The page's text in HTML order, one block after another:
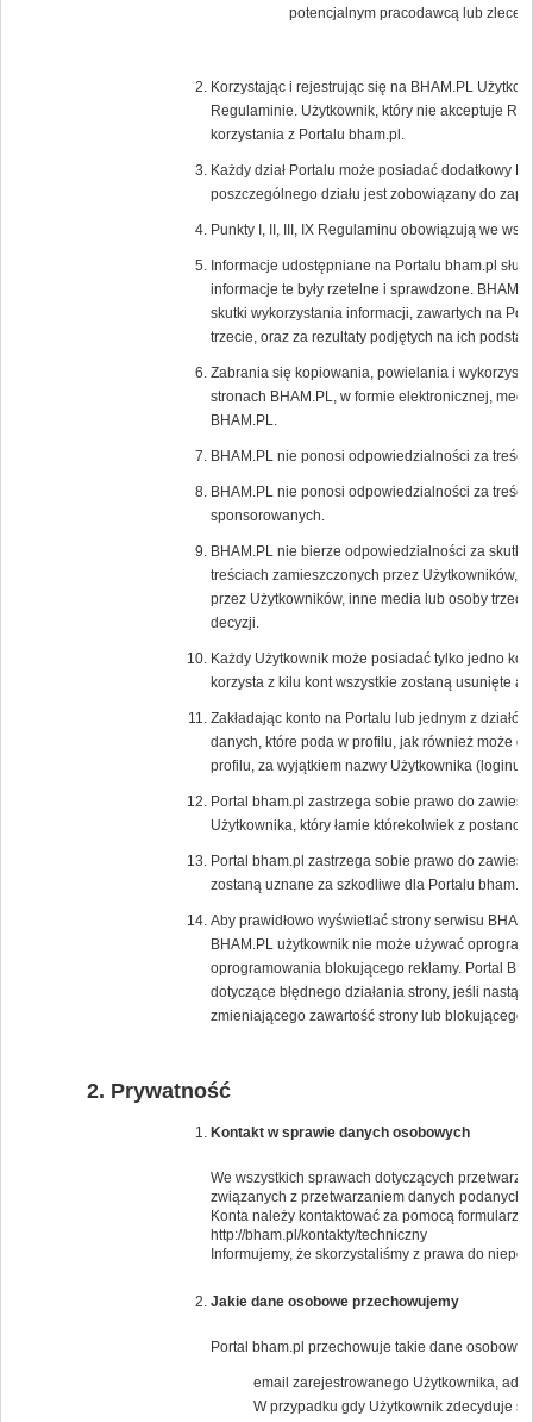
potencjalnym pracodawcą lub
Korzystając i rejestrując się na BHAM.PL
Regulaminie. Użytkownik, który nie akceptuje
korzystania z Portalu bham.pl.
Każdy dział Portalu może posiadać dodatkowy
poszczególnego działu jest zobowiązany do
Punkty I, II, III, IX Regulaminu obowiązują we
Informacje udostępniane na Portalu bham.pl
informacje te były rzetelne i sprawdzone.
skutki wykorzystania informacji, zawartych na
trzecie, oraz za rezultaty podjętych na ich
Zabrania się kopiowania, powielania i
stronach BHAM.PL, w formie elektronicznej,
BHAM.PL.
BHAM.PL nie ponosi odpowiedzialności za
BHAM.PL nie ponosi odpowiedzialności za treści
sponsorowanych.
BHAM.PL nie bierze odpowiedzialności za
treściach zamieszczonych przez Użytkowników,
przez Użytkowników, inne media lub osoby
decyzji.
Każdy Użytkownik może posiadać tylko jedno
korzysta z kilu kont wszystkie zostaną usunięte
Zakładając konto na Portalu lub jednym z
danych, które poda w profilu, jak również może
profilu, za wyjątkiem nazwy Użytkownika
Portal bham.pl zastrzega sobie prawo do
Użytkownika, który łamie którekolwiek z
Portal bham.pl zastrzega sobie prawo do
zostaną uznane za szkodliwe dla Portalu bham.pl.
Aby prawidłowo wyświetlać strony serwisu
BHAM.PL użytkownik nie może używać
oprogramowania blokującego reklamy. Portal
dotyczące błędnego działania strony, jeśli
zmieniającego zawartość strony lub blokującego
Prywatność
Kontakt w sprawie danych osobowych
We wszystkich sprawach dotyczących
związanych z przetwarzaniem danych podanych
Konta należy kontaktować za pomocą
http://bham.pl/kontakty/techniczny
Informujemy, że skorzystaliśmy z prawa do
Jakie dane osobowe przechowujemy
Portal bham.pl przechowuje takie dane osobowe
email zarejestrowanego Użytkownika,
W przypadku gdy Użytkownik zdecyduje